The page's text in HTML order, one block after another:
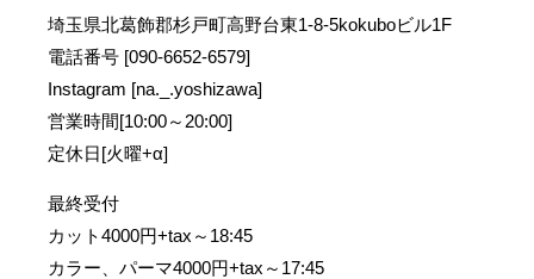
埼玉県北葛飾郡杉戸町高野台東1-8-5kokuboビル1F
電話番号 [090-6652-6579]
Instagram [na._.yoshizawa]
営業時間[10:00～20:00]
定休日[火曜+α]
最終受付
カット4000円+tax～18:45
カラー、パーマ4000円+tax～17:45